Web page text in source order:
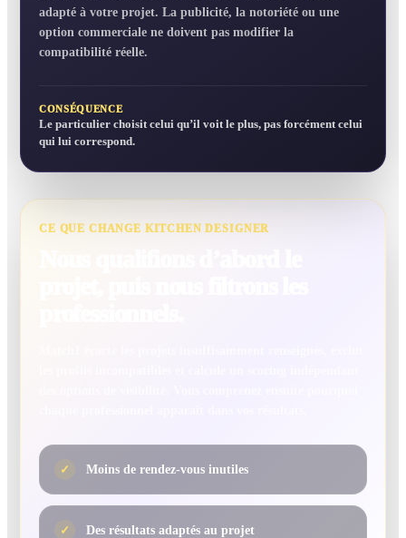
adapté à votre projet. La publicité, la notoriété ou une
option commerciale ne doivent pas modifier la
compatibilité réelle.
CONSÉQUENCE
Le particulier choisit celui qu’il voit le plus, pas forcément celui
qui lui correspond.
CE QUE CHANGE KITCHEN DESIGNER
✓ Moins de rendez-vous inutiles
✓ Des résultats adaptés au projet